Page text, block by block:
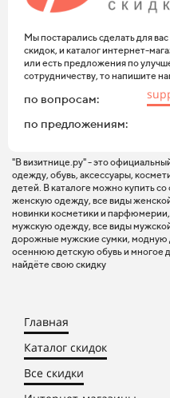
Мы постарались сделать для
скидок, и каталог интернет-
или есть предложения по
сотрудничеству, то напишите
по вопросам:
по предложениям:
"В визитнице.ру" - это
одежду, обувь, аксессуары,
детей. В каталоге можно купить
женскую одежду, все виды
новинки косметики и
мужскую одежду, все виды
дорожные мужские сумки,
осеннюю детскую обувь и многое
найдёте свою скидку
Главная
Каталог скидок
Все скидки